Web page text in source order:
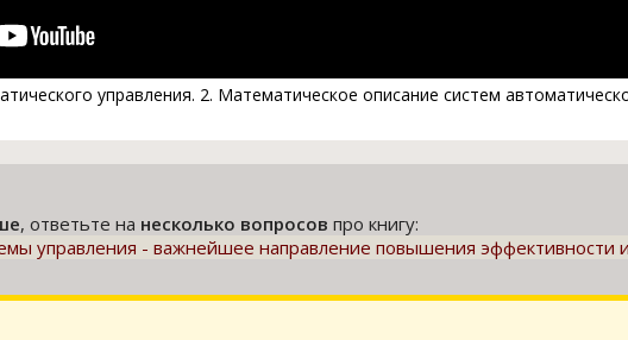
управления. 2. Математическое описание систем
, ответьте на несколько вопросов про книгу:
управления - важнейшее направление повышения эффективности